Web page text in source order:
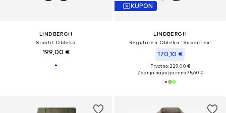
LINDBERGH
Slimfit Obleka
199,00 €
KUPON
LINDBERGH
Regularen Obleka 'Superflex'
170,10 €
Prvotno: 229,00 €
Zadnja najnižja cena75,60 €